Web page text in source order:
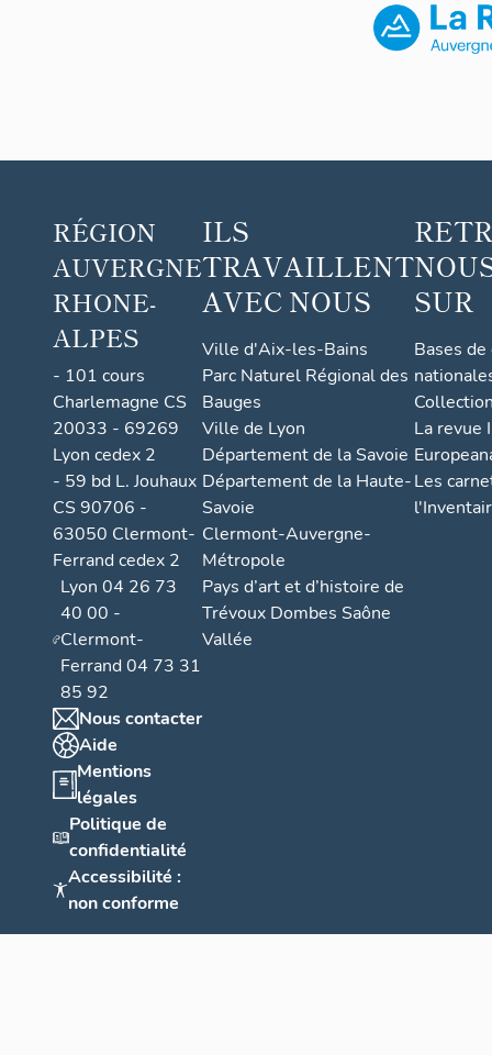
RÉGION
AUVERGNE
RHONE-
ALPES
- 101 cours
Charlemagne CS
20033 - 69269
Lyon cedex 2
- 59 bd L. Jouhaux
CS 90706 -
63050 Clermont-
Ferrand cedex 2
Lyon 04 26 73
40 00 -
Clermont-
Ferrand 04 73 31
85 92
Nous contacter
Aide
Mentions
légales
Politique de
confidentialité
Accessibilité :
non conforme
ILS
TRAVAILLENT
AVEC NOUS
Ville d'Aix-les-Bains
Parc Naturel Régional des
Bauges
Ville de Lyon
Département de la Savoie
Département de la Haute-
Savoie
Clermont-Auvergne-
Métropole
Pays d’art et d’histoire de
Trévoux Dombes Saône
Vallée
SUR
Bases
La revue
Les